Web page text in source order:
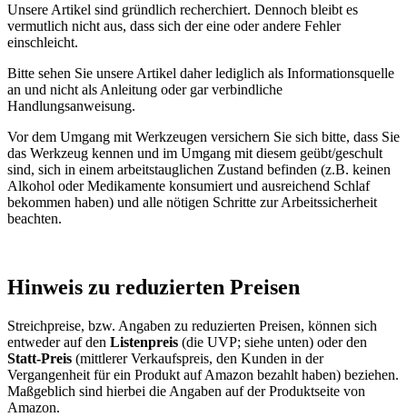
Unsere Artikel sind gründlich recherchiert. Dennoch bleibt es
vermutlich nicht aus, dass sich der eine oder andere Fehler
einschleicht.
Bitte sehen Sie unsere Artikel daher lediglich als Informationsquelle
an und nicht als Anleitung oder gar verbindliche
Handlungsanweisung.
Vor dem Umgang mit Werkzeugen versichern Sie sich bitte, dass Sie
das Werkzeug kennen und im Umgang mit diesem geübt/geschult
sind, sich in einem arbeitstauglichen Zustand befinden (z.B. keinen
Alkohol oder Medikamente konsumiert und ausreichend Schlaf
bekommen haben) und alle nötigen Schritte zur Arbeitssicherheit
beachten.
Hinweis zu reduzierten Preisen
Streichpreise, bzw. Angaben zu reduzierten Preisen, können sich
entweder auf den Listenpreis (die UVP; siehe unten) oder den
Statt-Preis (mittlerer Verkaufspreis, den Kunden in der
Vergangenheit für ein Produkt auf Amazon bezahlt haben) beziehen.
Maßgeblich sind hierbei die Angaben auf der Produktseite von
Amazon.